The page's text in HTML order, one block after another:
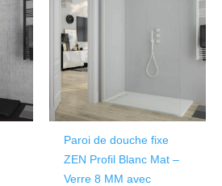
plusieurs
variations.
peuvent
Paroi de douche fixe
ZEN Profil Blanc Mat –
Verre 8 MM avec